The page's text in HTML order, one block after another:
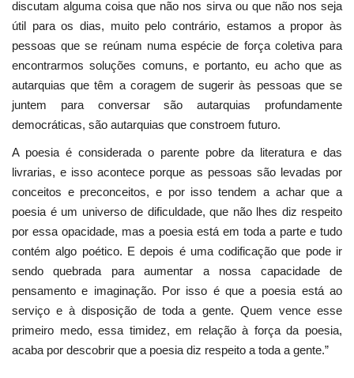
discutam alguma coisa que não nos sirva ou que não nos seja
útil para os dias, muito pelo contrário, estamos a propor às
pessoas que se reúnam numa espécie de força coletiva para
encontrarmos soluções comuns, e portanto, eu acho que as
autarquias que têm a coragem de sugerir às pessoas que se
juntem para conversar são autarquias profundamente
democráticas, são autarquias que constroem futuro.
A poesia é considerada o parente pobre da literatura e das
livrarias, e isso acontece porque as pessoas são levadas por
conceitos e preconceitos, e por isso tendem a achar que a
poesia é um universo de dificuldade, que não lhes diz respeito
por essa opacidade, mas a poesia está em toda a parte e tudo
contém algo poético. E depois é uma codificação que pode ir
sendo quebrada para aumentar a nossa capacidade de
pensamento e imaginação. Por isso é que a poesia está ao
serviço e à disposição de toda a gente. Quem vence esse
primeiro medo, essa timidez, em relação à força da poesia,
acaba por descobrir que a poesia diz respeito a toda a gente.”